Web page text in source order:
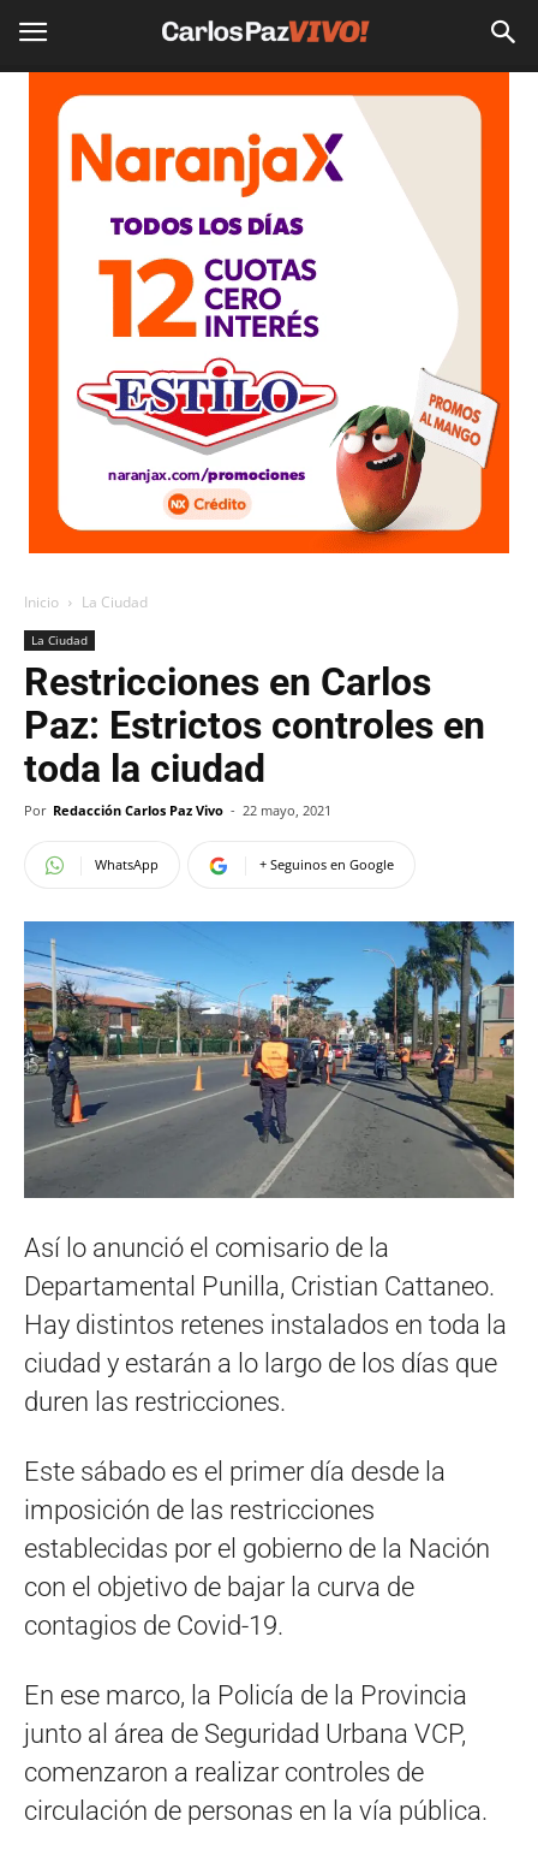
Inicio La Ciudad
La Ciudad
Restricciones en Carlos
Paz: Estrictos controles en
toda la ciudad
Por Redacción Carlos Paz Vivo - 22 mayo, 2021
WhatsApp + Seguinos en Google
Así lo anunció el comisario de la
Departamental Punilla, Cristian Cattaneo.
Hay distintos retenes instalados en toda la
ciudad y estarán a lo largo de los días que
duren las restricciones.
Este sábado es el primer día desde la
imposición de las restricciones
establecidas por el gobierno de la Nación
con el objetivo de bajar la curva de
contagios de Covid-19.
En ese marco, la Policía de la Provincia
junto al área de Seguridad Urbana VCP,
comenzaron a realizar controles de
circulación de personas en la vía pública.